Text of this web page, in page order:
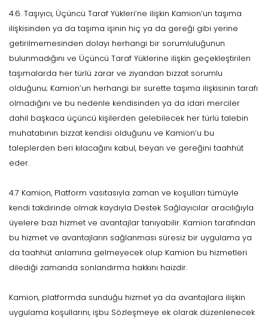
4.6. Taşıyıcı, Üçüncü Taraf Yükleri’ne ilişkin Kamion’un taşıma
ilişkisinden ya da taşıma işinin hiç ya da gereği gibi yerine
getirilmemesinden dolayı herhangi bir sorumluluğunun
bulunmadığını ve Üçüncü Taraf Yüklerine ilişkin geçekleştirilen
taşımalarda her türlü zarar ve ziyandan bizzat sorumlu
olduğunu; Kamion’un herhangi bir surette taşıma ilişkisinin tarafı
olmadığını ve bu nedenle kendisinden ya da idari merciler
dahil başkaca üçüncü kişilerden gelebilecek her türlü talebin
muhatabının bizzat kendisi olduğunu ve Kamion’u bu
taleplerden beri kılacağını kabul, beyan ve gereğini taahhüt
eder.
4.7 Kamion, Platform vasıtasıyla zaman ve koşulları tümüyle
kendi takdirinde olmak kaydıyla Destek Sağlayıcılar aracılığıyla
üyelere bazı hizmet ve avantajlar tanıyabilir. Kamion tarafından
bu hizmet ve avantajların sağlanması süresiz bir uygulama ya
da taahhüt anlamına gelmeyecek olup Kamion bu hizmetleri
dilediği zamanda sonlandırma hakkını haizdir.
Kamion, platformda sunduğu hizmet ya da avantajlara ilişkin
uygulama koşullarını, işbu Sözleşmeye ek olarak düzenlenecek